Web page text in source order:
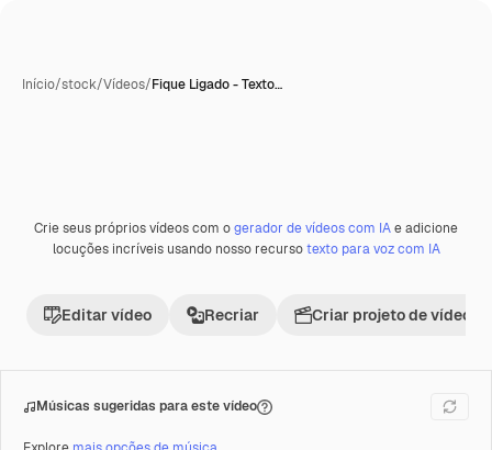
Início/stock/Vídeos/Fique Ligado - Texto…
Crie seus próprios vídeos com ogerador de vídeos com IAe adicione
locuções incríveis usando nosso recursotexto para voz com IA
Editar vídeo Recriar Criar projeto de vídeo
Músicas sugeridas para este vídeo